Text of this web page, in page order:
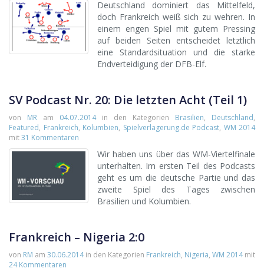
Deutschland dominiert das Mittelfeld,
doch Frankreich weiß sich zu wehren. In
einem engen Spiel mit gutem Pressing
auf beiden Seiten entscheidet letztlich
eine Standardsituation und die starke
Endverteidigung der DFB-Elf.
SV Podcast Nr. 20: Die letzten Acht (Teil 1)
von MR am 04.07.2014in den Kategorien Brasilien, Deutschland,
Featured, Frankreich, Kolumbien, Spielverlagerung.de Podcast, WM 2014
mit31 Kommentaren
Wir haben uns über das WM-Viertelfinale
unterhalten. Im ersten Teil des Podcasts
geht es um die deutsche Partie und das
zweite Spiel des Tages zwischen
Brasilien und Kolumbien.
Frankreich – Nigeria 2:0
von RM am 30.06.2014in den Kategorien Frankreich, Nigeria, WM 2014mit
24 Kommentaren